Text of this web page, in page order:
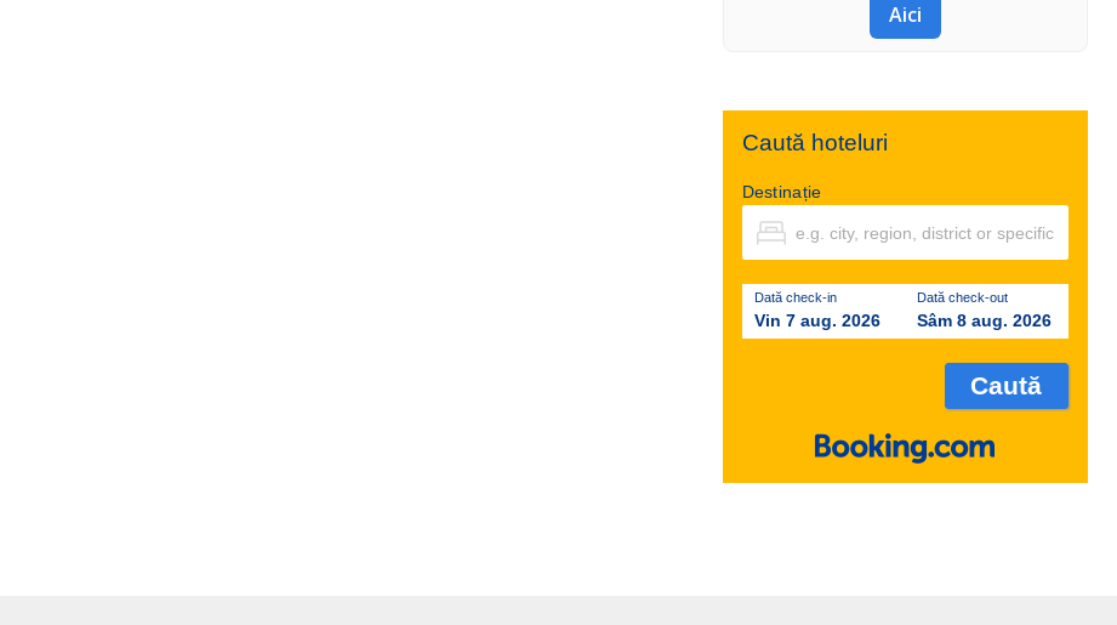
Aici
Caută hoteluri
Destinație
Dată check-in
Vin 7 aug. 2026
Dată check-out
Sâm 8 aug. 2026